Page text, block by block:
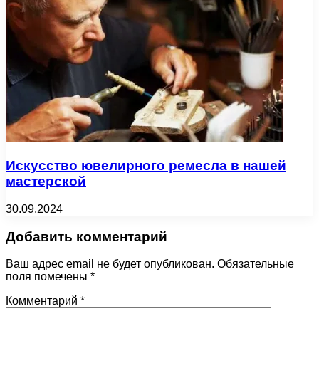
Искусство ювелирного ремесла в нашей
мастерской
30.09.2024
Добавить комментарий
Ваш адрес email не будет опубликован. Обязательные
поля помечены *
Комментарий *